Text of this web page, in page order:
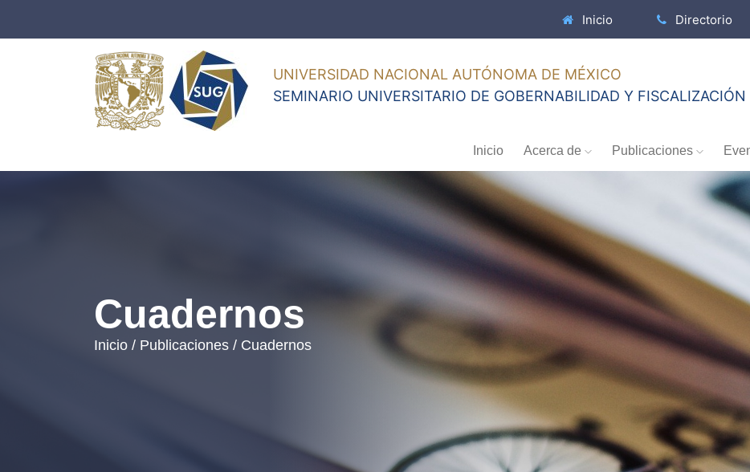
Inicio Directorio
UNIVERSIDAD NACIONAL AUTÓNOMA DE MÉXICO
SEMINARIO UNIVERSITARIO DE GOBERNABILIDAD Y FISCALIZACIÓN
Inicio Acerca de Publicaciones
Cuadernos
Inicio / Publicaciones / Cuadernos